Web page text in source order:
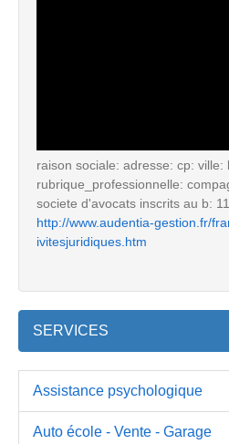
raison sociale: adresse: cp: ville:
rubrique_professionnelle:
societe d'avocats inscrits au b:
http://www.audentia-gestion.fr/
ivitesjuridiques.htm
SERVICES
Assistance psychologique
Auto école - Vente - Garage